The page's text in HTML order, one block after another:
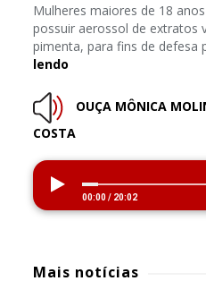
Mulheres maiores de 18
possuir aerossol de extratos
pimenta, para fins de defesa
lendo
OUÇA MÔNICA
COSTA
00:00/ 20:02
Mais notícias